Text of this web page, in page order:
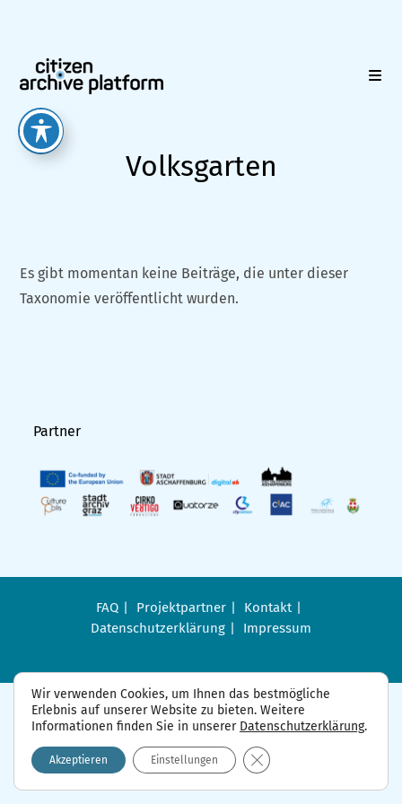
springen
Volksgarten
Es gibt momentan keine Beiträge, die unter dieser
Taxonomie veröffentlicht wurden.
Partner
FAQ Projektpartner
Kontakt
Datenschutzerklärung
Impressum
Wir verwenden Cookies, um Ihnen das bestmögliche
Erlebnis auf unserer Website zu bieten. Weitere
Informationen finden Sie in unserer Datenschutzerklärung.
Akzeptieren Einstellungen GDPR Cookie-Banner